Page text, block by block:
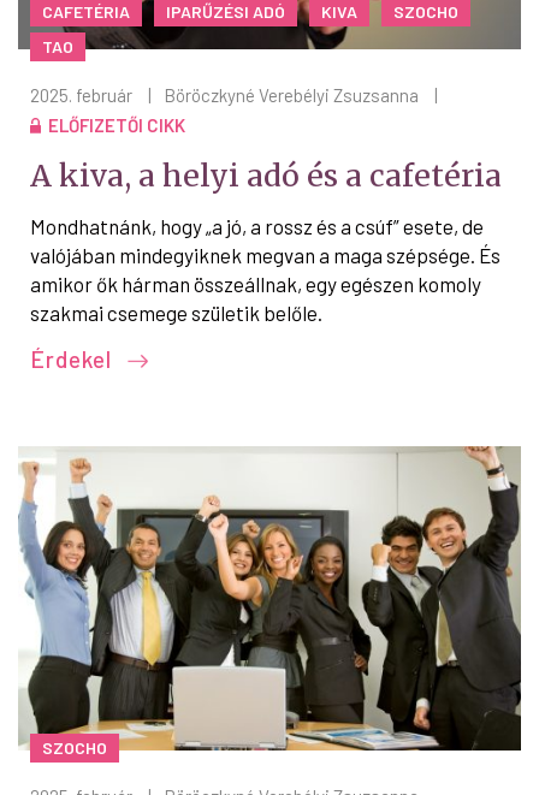
CAFETÉRIA IPARŰZÉSI ADÓ KIVA
SZOCHO
TAO
2025. február | Böröczkyné Verebélyi Zsuzsanna
|
ELŐFIZETŐI CIKK
A kiva, a helyi adó és a cafetéria
Mondhatnánk, hogy „a jó, a rossz és a csúf” esete, de
valójában mindegyiknek megvan a maga szépsége. És
amikor ők hárman összeállnak, egy egészen komoly
szakmai csemege születik belőle.
Érdekel
SZOCHO